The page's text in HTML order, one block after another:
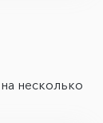
несколько